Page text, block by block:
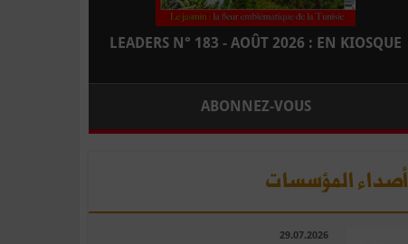
LEADERS N° 183 - AOÛT 2026 : EN KIOSQUE
ABONNEZ-VOUS
أصداء المؤسسات
29.07.2026